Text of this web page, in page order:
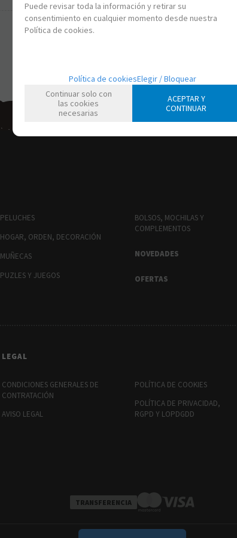
PELUCHES
HOGAR, ORDEN, DECORACIÓN
MUÑECAS
PUZLES Y JUEGOS
BOLSOS, MOCHILAS Y
COMPLEMENTOS
NOVEDADES
OFERTAS
LEGAL
CONDICIONES GENERALES DE
CONTRATACIÓN
AVISO LEGAL
POLÍTICA DE COOKIES
POLÍTICA DE PRIVACIDAD,
RGPD Y LOPDGDD
TRANSFERENCIA
Puede revisar toda la información y retirar su
consentimiento en cualquier momento desde nuestra
Política de cookies.
Política de cookiesElegir / Bloquear
Continuar solo con
las cookies
necesarias
ACEPTAR Y
CONTINUAR